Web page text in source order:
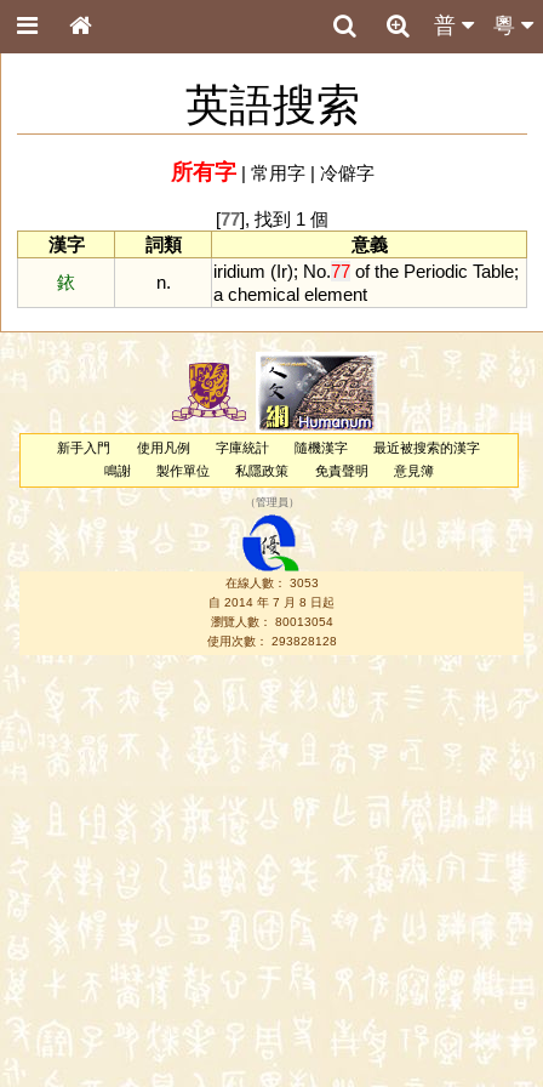
粵
普
英語搜索
所有字| 常用字| 冷僻字
[77], 找到 1 個
漢字
詞類
意義
銥
n.
iridium (Ir); No.77 of the Periodic Table;
a chemical element
新手入門 使用凡例 字庫統計 隨機漢字
最近被搜索的漢字
鳴謝
製作單位 私隱政策 免責聲明 意見簿
（管理員 ）
在線人數： 3053
自 2014 年 7 月 8 日起
瀏覽人數： 80013054
使用次數： 293828128